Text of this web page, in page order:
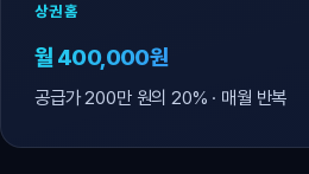
상권홈
월 400,000원
공급가 200만 원의 20% · 매월 반복